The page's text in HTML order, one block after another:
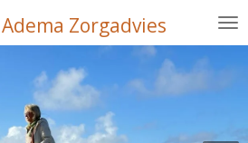
Zorgadvies